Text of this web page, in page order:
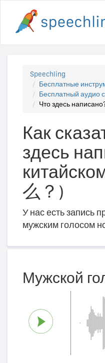
Speechling
Бесплатные
Бесплатный аудио
Что здесь
Как
здесь
么？)
У нас есть запись
мужским голосом
Мужской